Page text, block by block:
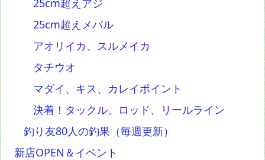
25cm超えアジ
25cm超えメバル
アオリイカ、スルメイカ
タチウオ
マダイ、キス、カレイポイント
決着！タックル、ロッド、リールライン
釣り友80人の釣果（毎週更新）
新店OPEN＆イベント